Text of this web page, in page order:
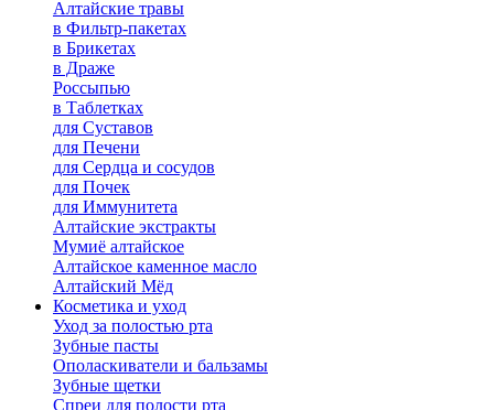
Алтайские травы
в Фильтр-пакетах
в Брикетах
в Драже
Россыпью
в Таблетках
для Cуставов
для Печени
для Сердца и сосудов
для Почек
для Иммунитета
Алтайские экстракты
Мумиё алтайское
Алтайское каменное масло
Алтайский Мёд
Косметика и уход
Уход за полостью рта
Зубные пасты
Ополаскиватели и бальзамы
Зубные щетки
Спреи для полости рта